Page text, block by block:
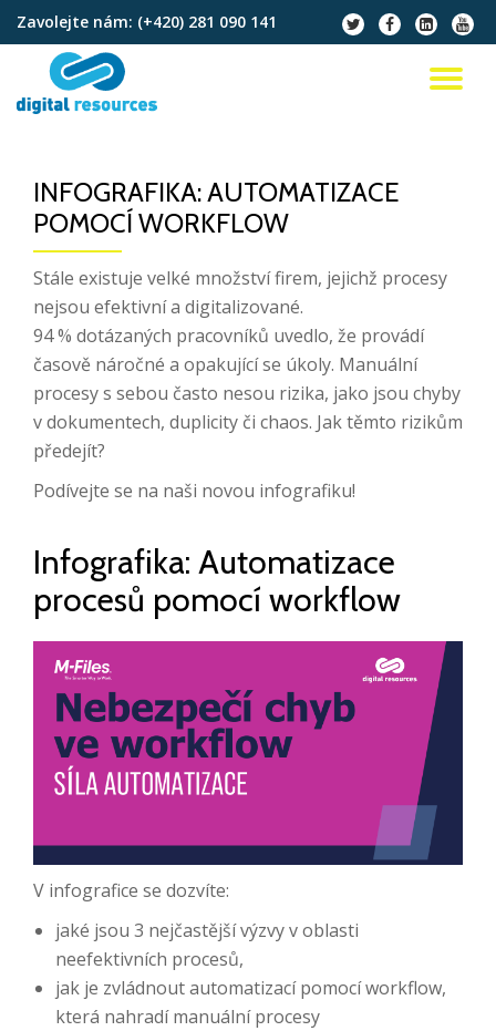
Přeskočit
obsah
Zavolejte nám: (+420) 281 090 141
fa-
twitter
fa-
facebook
fa-
linkedin-
square
fa-
INFOGRAFIKA: AUTOMATIZACE
POMOCÍ WORKFLOW
Stále existuje velké množství firem, jejichž procesy
nejsou efektivní a digitalizované.
94 % dotázaných pracovníků uvedlo, že provádí
časově náročné a opakující se úkoly. Manuální
procesy s sebou často nesou rizika, jako jsou chyby
v dokumentech, duplicity či chaos. Jak těmto rizikům
předejít?
Podívejte se na naši novou infografiku!
Infografika: Automatizace
procesů pomocí workflow
V infografice se dozvíte:
jaké jsou 3 nejčastější výzvy v oblasti
neefektivních procesů,
jak je zvládnout automatizací pomocí workflow,
která nahradí manuální procesy